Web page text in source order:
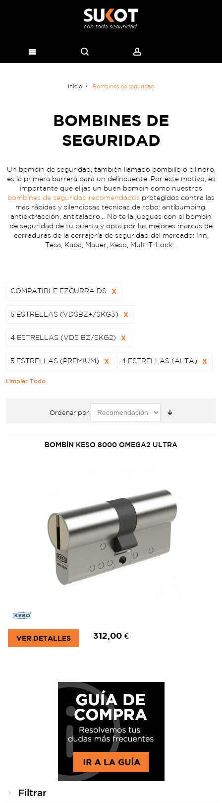
Inicio Bombines de seguridad
BOMBINES DE
SEGURIDAD
Un bombín de seguridad, también llamado bombillo o cilindro,
es la primera barrera para un delincuente. Por este motivo, es
importante que elijas un buen bombín como nuestros
bombines de seguridad recomendados protegidos contra las
más rápidas y silenciosas técnicas de robo: antibumping,
antiextracción, antitaladro… No te la juegues con el bombín
de seguridad de tu puerta y opta por las mejores marcas de
cerraduras de la cerrajería de seguridad del mercado: Inn,
Tesa, Kaba, Mauer, Keso, Mult-T-Lock…
COMPATIBLE EZCURRA DS X
5 ESTRELLAS (VDSBZ+/SKG3) X
4 ESTRELLAS (VDS BZ/SKG2) X
5 ESTRELLAS (PREMIUM) X 4 ESTRELLAS (ALTA) X
Limpiar Todo
Ordenar por
BOMBÍN KESO 8000 OMEGA2 ULTRA
312,00 €
VER DETALLES
Filtrar